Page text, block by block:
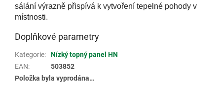
sálání výrazně přispívá k vytvoření tepelné pohody v
místnosti.
Doplňkové parametry
Kategorie:
Nízký topný panel HN
EAN:
503852
Položka byla vyprodána…